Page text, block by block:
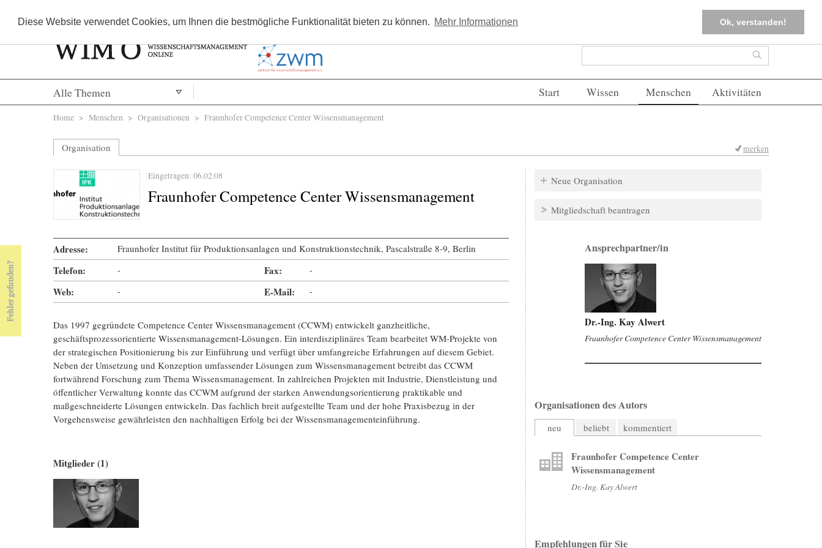
Diese Website verwendet Cookies, um Ihnen die bestmögliche Funktionalität bieten zu können. Mehr Informationen Ok, verstanden!
Kostenlos registrieren FAQs Einloggen
Suchformular Suche
Alle Themen Start Wissen Menschen Aktivitäten
Sie sind hier
Home > Menschen > Organisationen > Fraunhofer Competence Center Wissensmanagement
Organisation merken
Eingetragen: 06.02.08
Fraunhofer Competence Center Wissensmanagement
Adresse: Fraunhofer Institut für Produktionsanlagen und Konstruktionstechnik, Pascalstraße 8-9, Berlin
Telefon: - Fax: -
Web: - E-Mail: -
Das 1997 gegründete Competence Center Wissensmanagement (CCWM) entwickelt ganzheitliche,
geschäftsprozessorientierte Wissensmanagement-Lösungen. Ein interdisziplinäres Team bearbeitet WM-Projekte von
der strategischen Positionierung bis zur Einführung und verfügt über umfangreiche Erfahrungen auf diesem Gebiet.
Neben der Umsetzung und Konzeption umfassender Lösungen zum Wissensmanagement betreibt das CCWM
fortwährend Forschung zum Thema Wissensmanagement. In zahlreichen Projekten mit Industrie, Dienstleistung und
öffentlicher Verwaltung konnte das CCWM aufgrund der starken Anwendungsorientierung praktikable und
maßgeschneiderte Lösungen entwickeln. Das fachlich breit aufgestellte Team und der hohe Praxisbezug in der
Vorgehensweise gewährleisten den nachhaltigen Erfolg bei der Wissensmanagementeinführung.
Mitglieder (1)
Neue Organisation
Mitgliedschaft beantragen
Ansprechpartner/in
Dr.-Ing. Kay Alwert
Fraunhofer Competence Center Wissensmanagement
Organisationen des Autors
neu beliebt kommentiert
Fraunhofer Competence Center
Wissensmanagement
Dr.-Ing. Kay Alwert
Empfehlungen für Sie